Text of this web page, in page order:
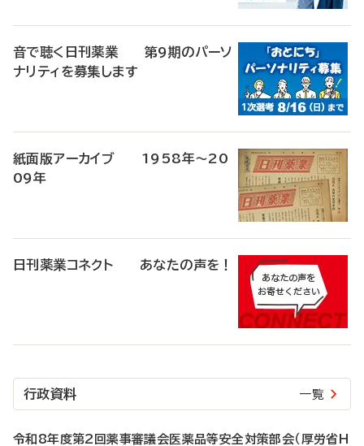
音で聴く日刊薬業 第9期のパーソ
ナリティを募集します
紙面版アーカイブ 1958年～20
09年
日刊薬業コネクト あなたの声を！
行政資料 一覧
令和8年度第2回薬事審議会医薬品等安全対策部会（厚労省H